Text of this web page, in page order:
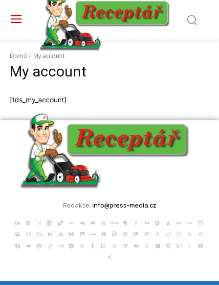
Domů My account
My account
[tds_my_account]
Redakce: info@press-media.cz